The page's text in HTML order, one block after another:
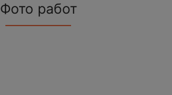
Фото работ